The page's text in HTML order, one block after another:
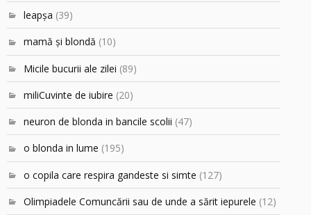
leapşa (39)
mamă şi blondă (10)
Micile bucurii ale zilei (89)
miliCuvinte de iubire (20)
neuron de blonda in bancile scolii (47)
o blonda in lume (195)
o copila care respira gandeste si simte (127)
Olimpiadele Comuncării sau de unde a sărit iepurele (12)